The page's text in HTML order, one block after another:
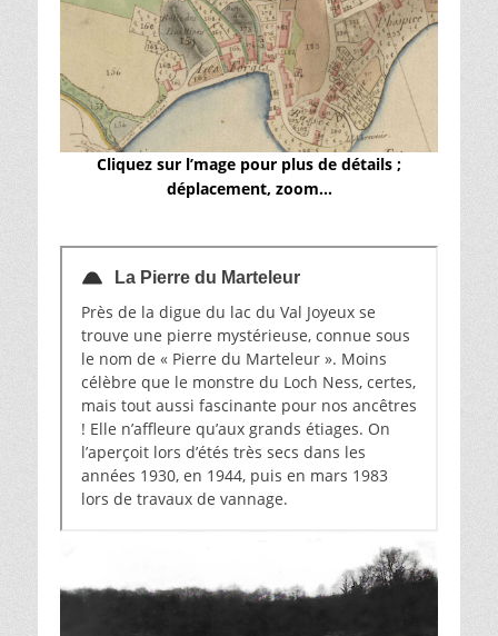
Cliquez sur l’mage pour plus de détails ;
déplacement, zoom…
La Pierre du Marteleur
Près de la digue du lac du Val Joyeux se
trouve une pierre mystérieuse, connue sous
le nom de « Pierre du Marteleur ». Moins
célèbre que le monstre du Loch Ness, certes,
mais tout aussi fascinante pour nos ancêtres
! Elle n’affleure qu’aux grands étiages. On
l’aperçoit lors d’étés très secs dans les
années 1930, en 1944, puis en mars 1983
lors de travaux de vannage.